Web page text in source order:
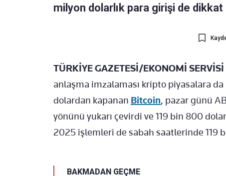
milyon dolarlık para girişi de
TÜRKİYE GAZETESİ/EKONOMİ SERVİSİ
anlaşma imzalaması kripto piyasalara
dolardan kapanan Bitcoin, pazar günü
yönünü yukarı çevirdi ve 119 bin 800
2025 işlemleri de sabah saatlerinde 119
BAKMADAN GEÇME